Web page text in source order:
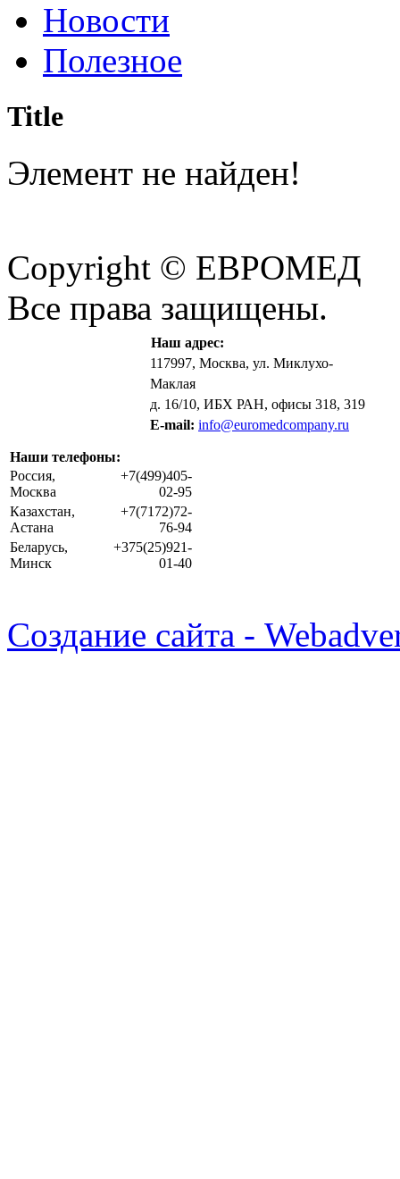
Новости
Полезное
Title
Элемент не найден!
Copyright © ЕВРОМЕД
Все права защищены.
Наш адрес:
117997, Москва, ул. Миклухо-
Маклая
д. 16/10, ИБХ РАН, офисы 318, 319
E-mail: info@euromedcompany.ru
Наши телефоны:
Россия,
Москва
+7(499)405-
02-95
Казахстан,
Астана
+7(7172)72-
76-94
Беларусь,
Минск
+375(25)921-
01-40
Создание сайта -